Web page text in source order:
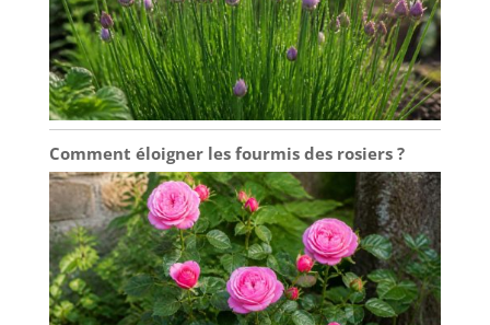
Comment éloigner les fourmis des rosiers ?